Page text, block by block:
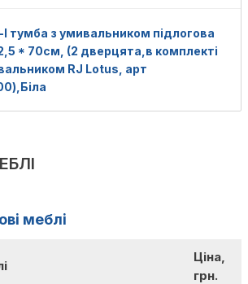
тумба з умивальником підлогова
* 70см, (2 дверцята,в комплекті
RJ Lotus, арт
меблі
Ціна,
грн.